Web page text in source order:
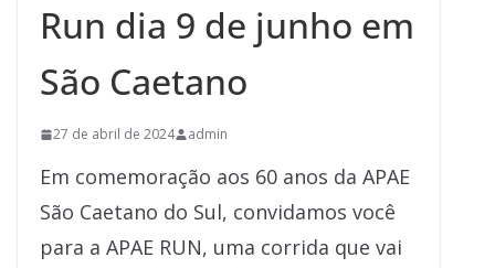
Run dia 9 de junho em
São Caetano
27 de abril de 2024 admin
Em comemoração aos 60 anos da APAE
São Caetano do Sul, convidamos você
para a APAE RUN, uma corrida que vai